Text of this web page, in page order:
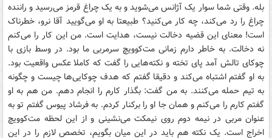
بله. وقتی شما سوار یک آژانس می‌شوید و به یک چراغ قرمز می‌رسید و راننده
چراغ را رد می‌کند، چه کار می‌کنید؟ طبیعتا به او می‌گویید آقا نرو، خطرناک
است! معنای این قضیه دخالت نیست، هدایت است. من این کار را می‌کنم
نه دخالت. به خاطر دارم زمانی مت‌کوویچ سرمربی ما بود. در وسط بازی با
چوکای تالش آمد پای تخته و نکته‌هایی را گفت که کاملا عکس واقعیت بود.
به او گفتم اشتباه می‌کند و دقیقا گفتم که هدف چوکایی‌ها چیست و چگونه
به تیم حمله می‌کنند. به من گفت: بگذار کارم را انجام دهم. من هم به او
گفتم کارم را می‌کنم و همان جا او را برکنار کردم. به فرشاد پیوس گفتم تو به
عنوان مربی در نیمه دوم روی نیمکت می‌نشینی و از این لحظه مت‌کوویچ
اخراج است. یک نکته هم باید در این میان بگویم، تخصص لازم را در این